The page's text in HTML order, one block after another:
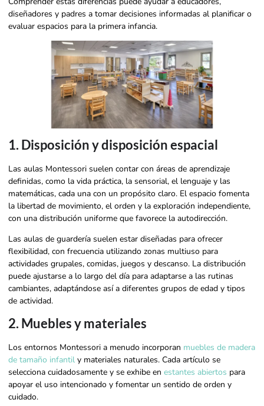
diseñadores y padres a tomar decisiones informadas al planificar o
evaluar espacios para la primera infancia.
1. Disposición y disposición espacial
Las aulas Montessori suelen contar con áreas de aprendizaje
definidas, como la vida práctica, la sensorial, el lenguaje y las
matemáticas, cada una con un propósito claro. El espacio fomenta
la libertad de movimiento, el orden y la exploración independiente,
con una distribución uniforme que favorece la autodirección.
Las aulas de guardería suelen estar diseñadas para ofrecer
flexibilidad, con frecuencia utilizando zonas multiuso para
actividades grupales, comidas, juegos y descanso. La distribución
puede ajustarse a lo largo del día para adaptarse a las rutinas
cambiantes, adaptándose así a diferentes grupos de edad y tipos
de actividad.
2. Muebles y materiales
Los entornos Montessori a menudo incorporan muebles de madera
de tamaño infantil y materiales naturales. Cada artículo se
selecciona cuidadosamente y se exhibe en estantes abiertos para
apoyar el uso intencionado y fomentar un sentido de orden y
cuidado.